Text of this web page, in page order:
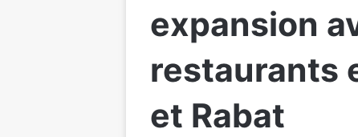
expansion
restaurants
et Rabat